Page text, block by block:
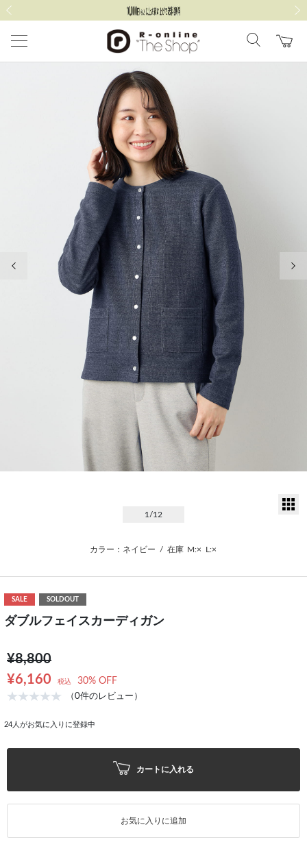
1 /12
カラー：ネイビー / 在庫 M:× L:×
SALE SOLDOUT
ダブルフェイスカーディガン
¥8,800
¥6,160
税込 30% OFF
（0件のレビュー）
24 人がお気に入りに登録中
カートに入れる
お気に入りに追加